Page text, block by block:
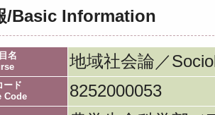
/Basic Information
名
地域社会論／
ード
Code
8252000053